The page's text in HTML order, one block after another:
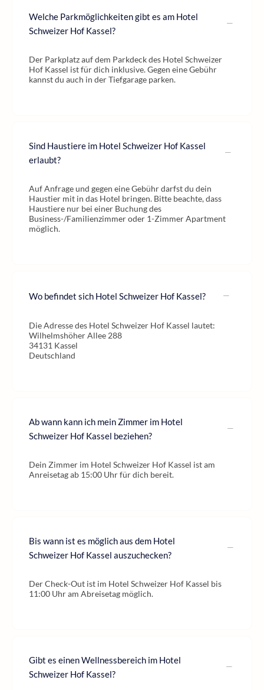
Welche Parkmöglichkeiten gibt es am Hotel
Schweizer Hof Kassel?
Der Parkplatz auf dem Parkdeck des Hotel Schweizer
Hof Kassel ist für dich inklusive. Gegen eine Gebühr
kannst du auch in der Tiefgarage parken.
Sind Haustiere im Hotel Schweizer Hof Kassel
erlaubt?
Auf Anfrage und gegen eine Gebühr darfst du dein
Haustier mit in das Hotel bringen. Bitte beachte, dass
Haustiere nur bei einer Buchung des
Business-/Familienzimmer oder 1-Zimmer Apartment
möglich.
Wo befindet sich Hotel Schweizer Hof Kassel?
Die Adresse des Hotel Schweizer Hof Kassel lautet:
Wilhelmshöher Allee 288
34131 Kassel
Deutschland
Ab wann kann ich mein Zimmer im Hotel
Schweizer Hof Kassel beziehen?
Dein Zimmer im Hotel Schweizer Hof Kassel ist am
Anreisetag ab 15:00 Uhr für dich bereit.
Bis wann ist es möglich aus dem Hotel
Schweizer Hof Kassel auszuchecken?
Der Check-Out ist im Hotel Schweizer Hof Kassel bis
11:00 Uhr am Abreisetag möglich.
Gibt es einen Wellnessbereich im Hotel
Schweizer Hof Kassel?